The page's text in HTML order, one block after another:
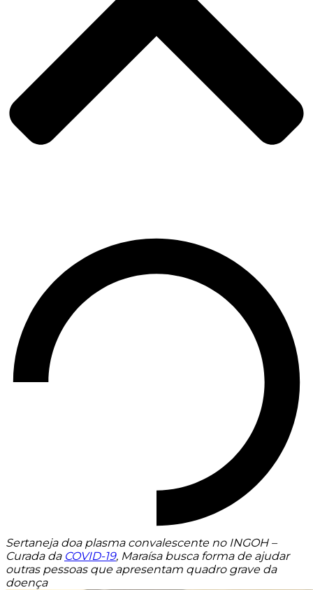
Sertaneja doa plasma convalescente no INGOH –
Curada da COVID-19, Maraísa busca forma de ajudar
outras pessoas que apresentam quadro grave da
doença